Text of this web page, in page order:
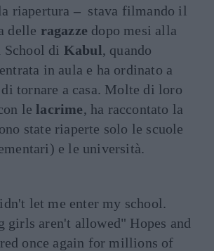
riapertura – stava filmando il
delle ragazze dopo mesi alla
School di Kabul, quando
in aula e ha ordinato a
tornare a casa. Molte di loro
le lacrime, ha raccontato la
state riaperte solo le scuole
e le università.
let me enter my school.
girls aren't allowed" Hopes and
once again for millions of